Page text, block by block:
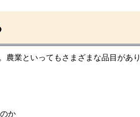
業といってもさまざまな品目があ
か